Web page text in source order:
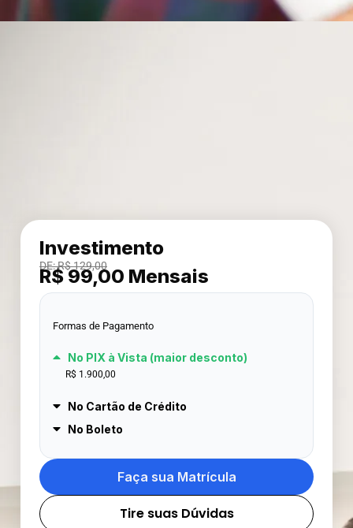
Investimento
DE: R$ 129,00
R$ 99,00 Mensais
Formas de Pagamento
No PIX à Vista (maior desconto)
R$ 1.900,00
No Cartão de Crédito
No Boleto
Faça sua Matrícula
Tire suas Dúvidas